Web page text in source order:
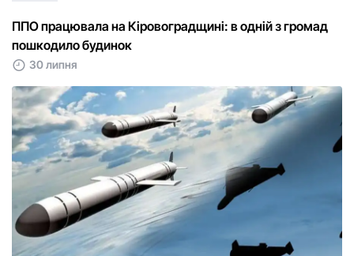
ППО працювала на Кіровоградщині: в одній з громад
пошкодило будинок
30 липня